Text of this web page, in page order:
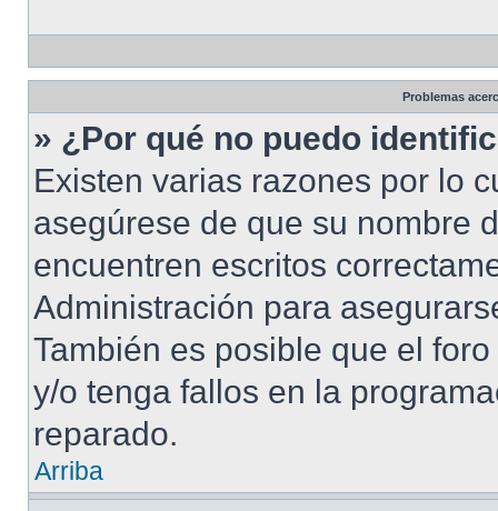
Problemas
» ¿Por qué no puedo
Existen varias razones por lo
asegúrese de que su nombre
encuentren escritos
Administración para
También es posible que el
y/o tenga fallos en la
reparado.
Arriba